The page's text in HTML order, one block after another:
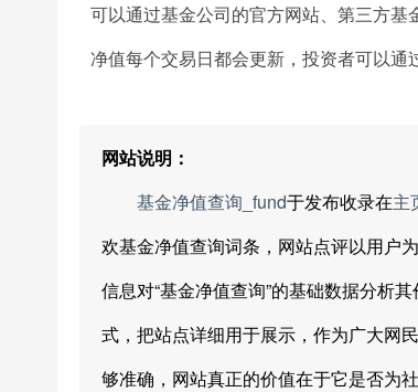
可以通过基金公司的官方网站、第三方
净值每个交易日都会更新，投资者可以通
网站说明：
基金净值查询_fund于发布收录在主
欢基金净值查询词条，网站点评以用户
信息对“基金净值查询”的基础数据分析
式，把站点详细用于展示，作为广大网
够准确，网站真正的价值在于它是否为